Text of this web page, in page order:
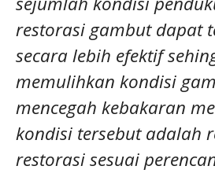
restorasi gambut dapat
secara lebih efektif
memulihkan kondisi
mencegah kebakaran
kondisi tersebut adalah
restorasi sesuai